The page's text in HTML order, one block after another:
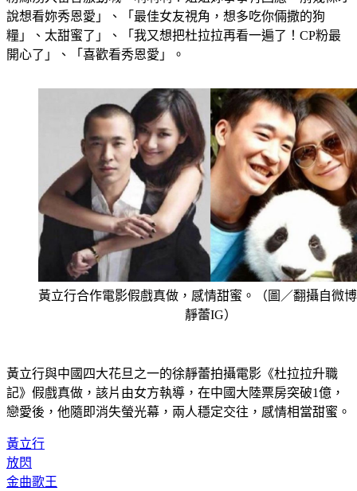
說想看妳秀恩愛」、「最佳女友視角，想多吃你倆撒的狗
糧」、太甜蜜了」、「我又想把杜拉拉再看一遍了！CP粉最
開心了」、「喜歡看秀恩愛」。
黃立行合作電影假戲真做，感情甜蜜。（圖／翻攝自微
靜蕾IG）
黃立行與中國四大花旦之一的徐靜蕾拍攝電影《杜拉拉升職
記》假戲真做，該片由女方執導，在中國大陸票房突破1億，
戀愛後，他隨即消失螢光幕，兩人穩定交往，感情相當甜蜜。
黃立行
放閃
金曲歌王